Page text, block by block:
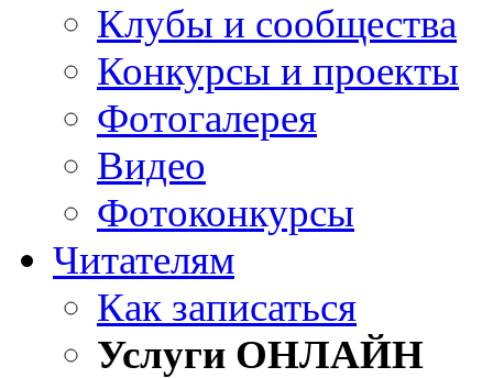
Клубы и сообщества
Конкурсы и проекты
Фотогалерея
Видео
Фотоконкурсы
Читателям
Как записаться
Услуги ОНЛАЙН